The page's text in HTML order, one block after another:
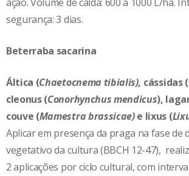
segurança: 3 dias.
Beterraba sacarina
Áltica (Chaetocnema tibialis), cássidas (
cleonus (Conorhynchus mendicus),
couve (Mamestra brassicae)e lixus (
Aplicar em presença da praga na fase de
vegetativo da cultura (BBCH 12-47),
2 aplicações por ciclo cultural, com